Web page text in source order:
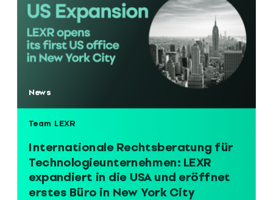
News
Team LEXR
Internationale Rechtsberatung für
Technologieunternehmen: LEXR
expandiert in die USA und eröffnet
erstes Büro in New York City